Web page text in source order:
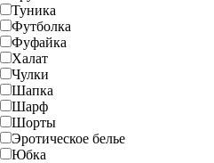
Туника
Футболка
Фуфайка
Халат
Чулки
Шапка
Шарф
Шорты
Эротическое белье
Юбка